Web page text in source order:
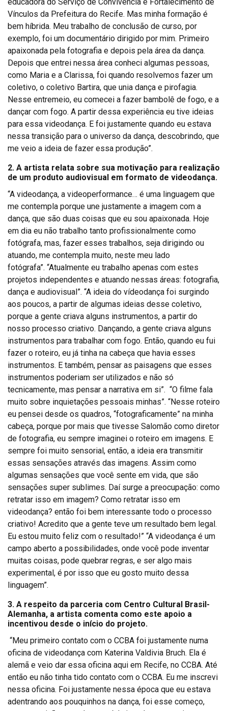
Vínculos da Prefeitura do Recife. Mas minha formação é
bem híbrida. Meu trabalho de conclusão de curso, por
exemplo, foi um documentário dirigido por mim. Primeiro
apaixonada pela fotografia e depois pela área da dança.
Depois que entrei nessa área conheci algumas pessoas,
como Maria e a Clarissa, foi quando resolvemos fazer um
coletivo, o coletivo Bartira, que unia dança e pirofagia.
Nesse entremeio, eu comecei a fazer bambolê de fogo, e a
dançar com fogo. A partir dessa experiência eu tive ideias
para essa videodança. E foi justamente quando eu estava
nessa transição para o universo da dança, descobrindo, que
me veio a ideia de fazer essa produção”.
2. A artista relata sobre sua motivação para realização
de um produto audiovisual em formato de videodança.
“A videodança, a videoperformance… é uma linguagem que
me contempla porque une justamente a imagem com a
dança, que são duas coisas que eu sou apaixonada. Hoje
em dia eu não trabalho tanto profissionalmente como
fotógrafa, mas, fazer esses trabalhos, seja dirigindo ou
atuando, me contempla muito, neste meu lado
fotógrafa”. “Atualmente eu trabalho apenas com estes
projetos independentes e atuando nessas áreas: fotografia,
dança e audiovisual”. “A ideia do vídeodança foi surgindo
aos poucos, a partir de algumas ideias desse coletivo,
porque a gente criava alguns instrumentos, a partir do
nosso processo criativo. Dançando, a gente criava alguns
instrumentos para trabalhar com fogo. Então, quando eu fui
fazer o roteiro, eu já tinha na cabeça que havia esses
instrumentos. E também, pensar as paisagens que esses
instrumentos poderiam ser utilizados e não só
tecnicamente, mas pensar a narrativa em si”. “O filme fala
muito sobre inquietações pessoais minhas”. “Nesse roteiro
eu pensei desde os quadros, “fotograficamente” na minha
cabeça, porque por mais que tivesse Salomão como diretor
de fotografia, eu sempre imaginei o roteiro em imagens. E
sempre foi muito sensorial, então, a ideia era transmitir
essas sensações através das imagens. Assim como
algumas sensações que você sente em vida, que são
sensações super sublimes. Daí surge a preocupação: como
retratar isso em imagem? Como retratar isso em
videodança? então foi bem interessante todo o processo
criativo! Acredito que a gente teve um resultado bem legal.
Eu estou muito feliz com o resultado!” “A videodança é um
campo aberto a possibilidades, onde você pode inventar
muitas coisas, pode quebrar regras, e ser algo mais
experimental, é por isso que eu gosto muito dessa
linguagem”.
3. A respeito da parceria com Centro Cultural Brasil-
Alemanha, a artista comenta como este apoio a
incentivou desde o início do projeto.
“Meu primeiro contato com o CCBA foi justamente numa
oficina de videodança com Katerina Valdivia Bruch. Ela é
alemã e veio dar essa oficina aqui em Recife, no CCBA. Até
então eu não tinha tido contato com o CCBA. Eu me inscrevi
nessa oficina. Foi justamente nessa época que eu estava
adentrando aos pouquinhos na dança, foi esse começo,